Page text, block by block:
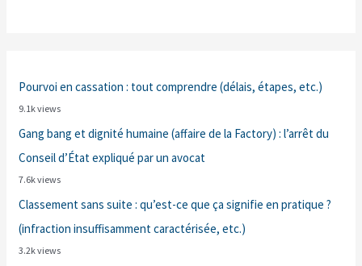
Pourvoi en cassation : tout comprendre (délais, étapes, etc.)
9.1k views
Gang bang et dignité humaine (affaire de la Factory) : l’arrêt du
Conseil d’État expliqué par un avocat
7.6k views
Classement sans suite : qu’est-ce que ça signifie en pratique ?
(infraction insuffisamment caractérisée, etc.)
3.2k views